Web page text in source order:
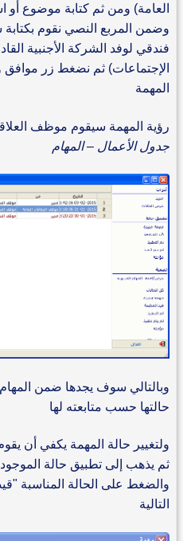
العامة) ومن ثم كتابة موضوع أو
وضمن المربع النصي نقوم بكتابة
فندقي لوفد الشركة الأجنبية
الإجتماعات) ثم نضغط زر موافق
المهمة
رؤية المهمة سيقوم موظف
جدول الأعمال – المهام
وبالتالي سوف يجدها ضمن المهام
حالتها حسب متابعته لها
ولتغيير حالة المهمة يكفي أن
ثم يذهب إلى تطبيق حالة
والضغط على الحالة المناسبة "قيد
التالية